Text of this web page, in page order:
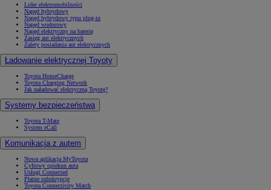
Lider elektromobilności
Napęd hybrydowy
Napęd hybrydowy typu plug-in
Napęd wodorowy
Napęd elektryczny na baterię
Zasięg aut elektrycznych
Zalety posiadania aut elektrycznych
Ładowanie elektrycznej Toyoty
Toyota HomeCharge
Toyota Charging Network
Jak naładować elektryczną Toyotę?
Systemy bezpieczeństwa
Toyota T-Mate
System eCall
Komunikacja z autem
Nowa aplikacja MyToyota
Cyfrowy opiekun auta
Usługi Connected
Płatne subskrypcje
Toyota Connectivity Match